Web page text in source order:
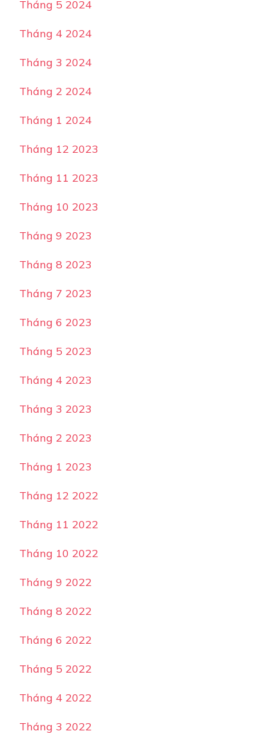
Tháng 5 2024
Tháng 4 2024
Tháng 3 2024
Tháng 2 2024
Tháng 1 2024
Tháng 12 2023
Tháng 11 2023
Tháng 10 2023
Tháng 9 2023
Tháng 8 2023
Tháng 7 2023
Tháng 6 2023
Tháng 5 2023
Tháng 4 2023
Tháng 3 2023
Tháng 2 2023
Tháng 1 2023
Tháng 12 2022
Tháng 11 2022
Tháng 10 2022
Tháng 9 2022
Tháng 8 2022
Tháng 6 2022
Tháng 5 2022
Tháng 4 2022
Tháng 3 2022